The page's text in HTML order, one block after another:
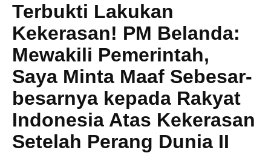
Terbukti Lakukan
Kekerasan! PM Belanda:
Mewakili Pemerintah,
Saya Minta Maaf Sebesar-
besarnya kepada Rakyat
Indonesia Atas Kekerasan
Setelah Perang Dunia II